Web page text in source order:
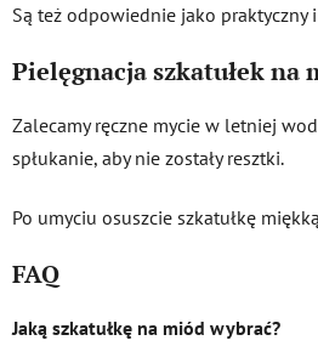
Są też odpowiednie jako praktyczny
Pielęgnacja szkatułek na
Zalecamy ręczne mycie w letniej
spłukanie, aby nie zostały resztki.
Po umyciu osuszcie szkatułkę
FAQ
Jaką szkatułkę na miód wybrać?